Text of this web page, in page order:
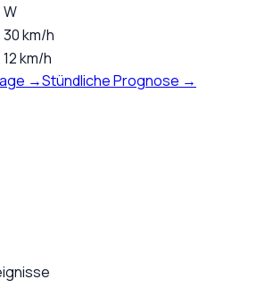
W
30 km/h
12 km/h
→Stündliche Prognose →